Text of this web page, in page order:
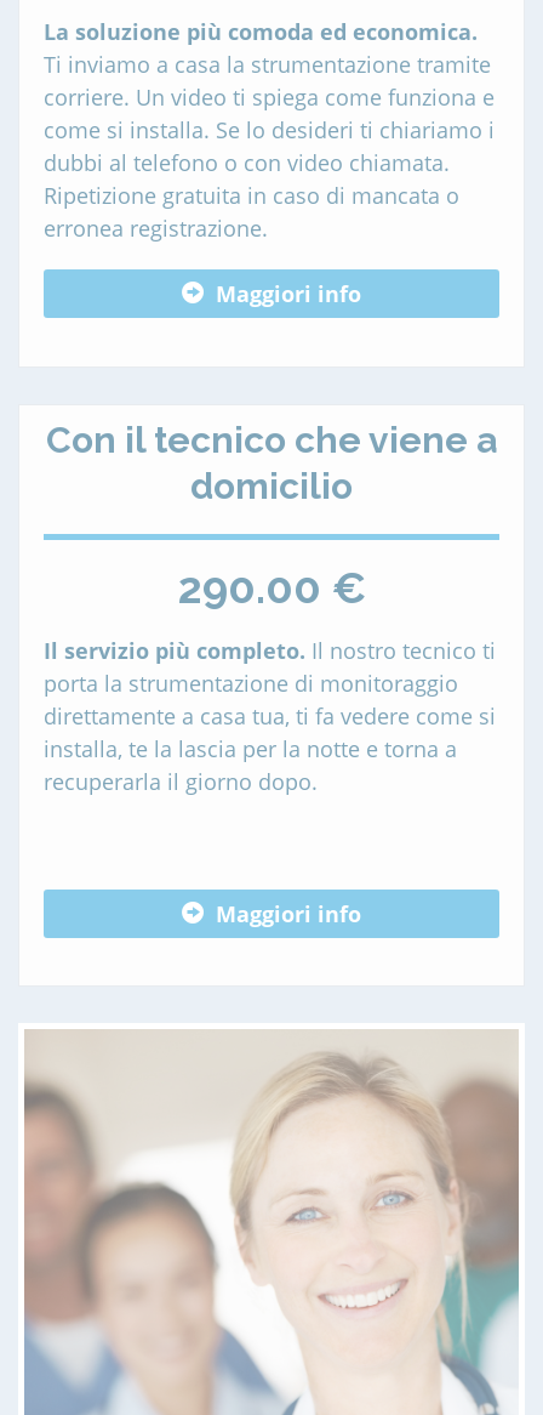
La soluzione più comoda ed economica.
Ti inviamo a casa la strumentazione tramite
corriere. Un video ti spiega come funziona e
come si installa. Se lo desideri ti chiariamo i
dubbi al telefono o con video chiamata.
Ripetizione gratuita in caso di mancata o
erronea registrazione.
Maggiori info
Con il tecnico che viene a
domicilio
290.00 €
Il servizio più completo. Il nostro tecnico ti
porta la strumentazione di monitoraggio
direttamente a casa tua, ti fa vedere come si
installa, te la lascia per la notte e torna a
recuperarla il giorno dopo.
Maggiori info